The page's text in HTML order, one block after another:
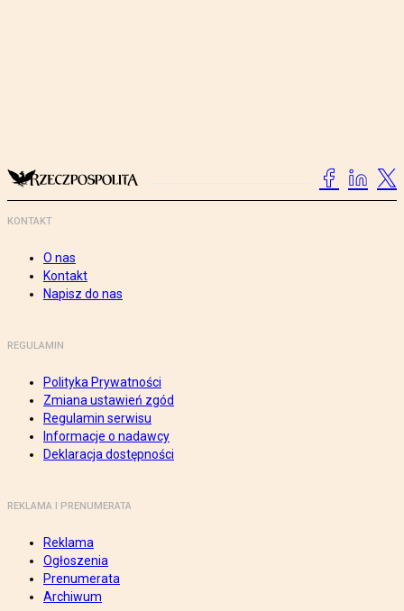
KONTAKT
O nas
Kontakt
Napisz do nas
REGULAMIN
Polityka Prywatności
Zmiana ustawień zgód
Regulamin serwisu
Informacje o nadawcy
Deklaracja dostępności
REKLAMA I PRENUMERATA
Reklama
Ogłoszenia
Prenumerata
Archiwum